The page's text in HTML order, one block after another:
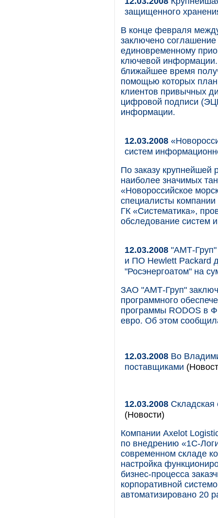
защищенного
В конце февраля
заключено
единовременному
ключевой
ближайшее время
помощью которых
клиентов привычных
цифровой подписи
информации.
12.03.2008
систем
По заказу крупнейшей
наиболее значимых
«Новороссийское
специалисты
ГК «Систематика»,
обследование систем
12.03.2008 "АМТ-Груп"
и ПО Нewlett Packard
"Росэнергоатом" на
ЗАО "АМТ-Груп"
программного
программы RODOS в
евро. Об этом
12.03.2008 Во
поставщиками
12.03.2008 Складская
(Новости)
Компании Axelot
по внедрению «1С-
современном складе
настройка
бизнес-процесса
корпоративной
автоматизировано 20